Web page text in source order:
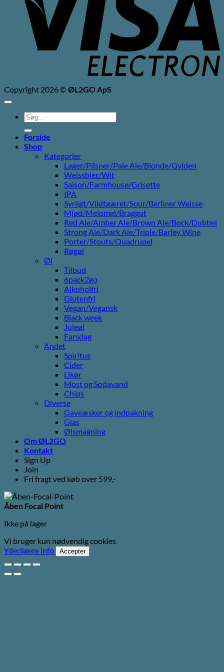
Copyright 2026 ©ØL2GO ApS
Søg
efter:
Forside
Shop
Kategorier
Lager/Pilsner/Pale Ale/Blonde/Gylden
Weissbier/Wit
Saison/Farmhouse/Grisette
IPA
Syrligt/Vildtgæret/Sour/Berliner Weisse
Mjød/Melomel/Braggot
Red Ale/Amber Ale/Brown Ale/Bock/Dubbel
Strong Ale/Dark Ale/Triple/Barley Wine
Porter/Stouts/Quadrupel
Røgøl
Øl
Tilbud
6pack2go
Alkoholfri
Glutenfri
Vegan/Vegansk
Black week
Juleøl
Farsdag
Andet
Spiritus
Cider
Likør
Most og Sodavand
Chips
Diverse
Gaveæsker og indpakning
Glas
Ølsmagning
Om ØL2GO
Kontakt
Sign Up
Join
Fri fragt ved køb over 599,-
Åben Focal Point
Ikke på lager
Vi bruger kun nødvendig cookies
Yderligere info
Accepter